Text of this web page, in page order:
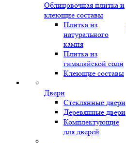
Облицовочная плитка и
клеющие составы
Плитка из
натурального
камня
Плитка из
гималайской соли
Клеющие составы
Двери
Стеклянные двери
Деревянные двери
Комплектующие
для дверей